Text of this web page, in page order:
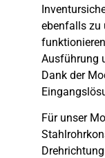
ebenfalls zu
Ausführung
Dank der
Für unser